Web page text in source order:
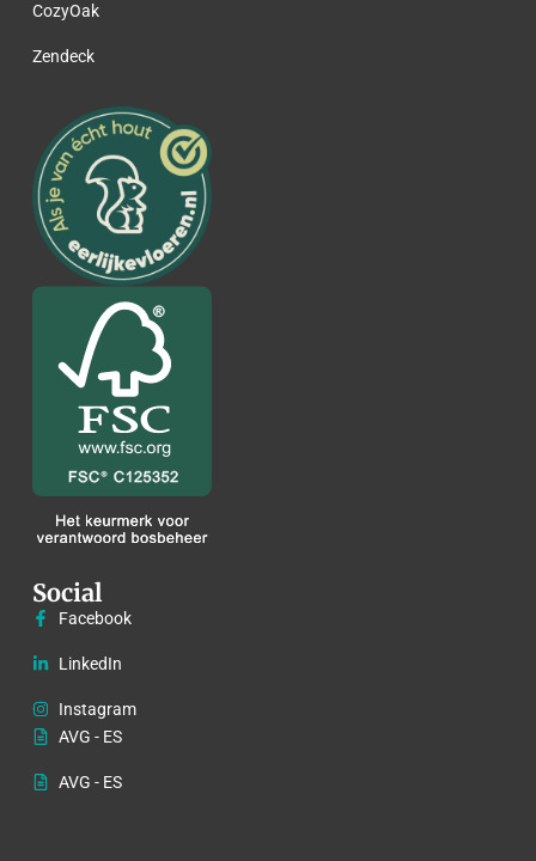
CozyOak
Zendeck
Social
Facebook
LinkedIn
Instagram
AVG - ES
AVG - ES